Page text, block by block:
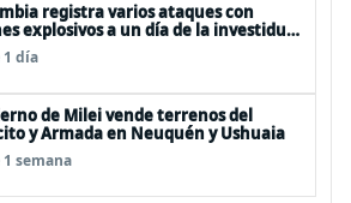
registra varios ataques con
explosivos a un día de la investidura
la Espriella: un policía muerto
1 día
de Milei vende terrenos del
y Armada en Neuquén y Ushuaia
1 semana